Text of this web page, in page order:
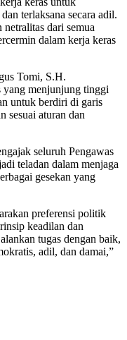
terlaksana secara adil.
dari semua
dalam kerja keras
Tomi, S.H.
yang menjunjung tinggi
untuk berdiri di garis
sesuai aturan dan
seluruh Pengawas
teladan dalam menjaga
gesekan yang
preferensi politik
keadilan dan
tugas dengan baik,
adil, dan damai,”